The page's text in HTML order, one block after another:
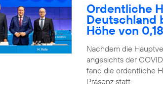
Ordentliche
Deutschland
Höhe von
Nachdem die
angesichts der
fand die ordentliche
Präsenz statt.